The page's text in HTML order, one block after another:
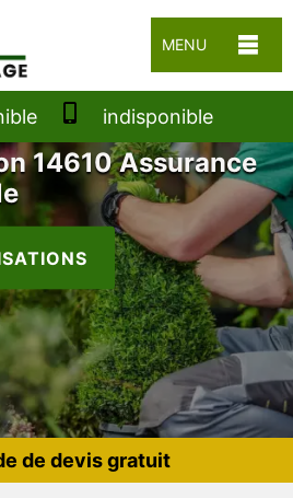
MENU
indisponible
14610 Assurance
de devis gratuit